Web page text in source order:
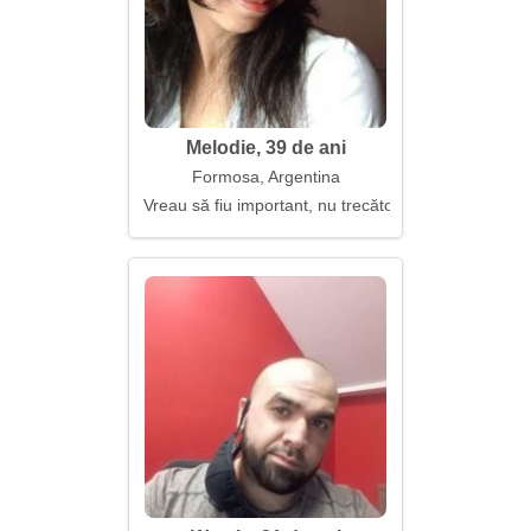
Melodie, 39 de ani
Formosa, Argentina
Vreau să fiu important, nu trecător